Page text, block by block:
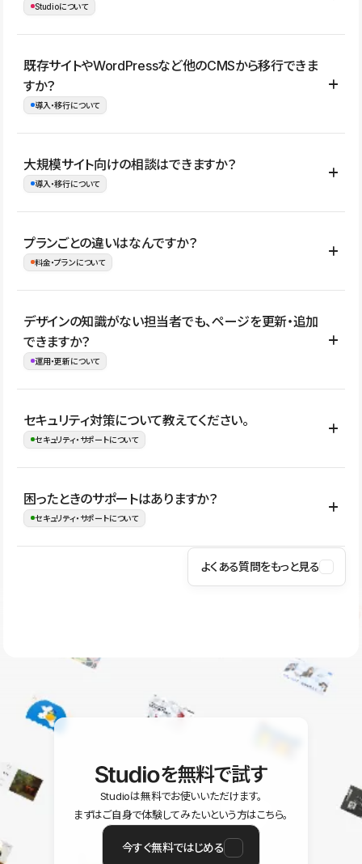
Studioについて
コーポレートサイト、サービスサイト、LP、採用サイト、ブロ
グ・メディア、イベントサイト、店舗・商品紹介サイト、ポートフ
ォリオなど幅広く制作できます。
既存サイトやWordPressなど他のCMSから移行できま
すか？
導入・移行について
はい。既存サイトの構成やコンテンツ、URLを整理したうえで、
Studio上に再構築する形で移行できます。 WordPressの場合は、
イト全体のデザインや設定がそのまま移行されるわけではないた
め、移行後にページ構成やデザイン、CMS設計、URL・リダイレク
大規模サイト向けの相談はできますか？
導入・移行について
はい。アクセス規模が大きいサイトや、複数部門での運用、権限管
理、セキュリティ確認、既存システムとの連携など、個別の要件が
ない段階でも、お問い合わせください。
お問合せはこちら
プランごとの違いはなんですか？
料金・プランについて
公開ページ数、バージョン履歴の期間、CMS利用数の上限、権限
管理の有無などがプランごとに異なります。詳しくは料金プランペ
ージをご覧ください。
デザインの知識がない担当者でも、ページを更新・追加
できますか？
運用・更新について
はい。CMSやコンポーネントを活用して更新範囲を設計しておく
ことで、デザインを崩しにくい状態で運用できます。 さらにコン
ながらレイアウトに影響を与えずに更新作業を進めやすくなりま
す。
セキュリティ対策について教えてください。
セキュリティ・サポートについて
Studioでは、公開サイトやサービスを安全に利用できるよう、通信
の暗号化、データ保護、アクセス管理、脆弱性対策など、複数の観
はSSL/TLSによる通信暗号化に対応しており、悪質なスクリプトの
困ったときのサポートはありますか？
セキュリティ・サポートについて
操作方法や機能については、ヘルプセンターでご確認いただけま
ユーザー同士で質問・相談できるコミュニティもご利用ください。
よくある質問をもっと見る
を無料で試す
Studioは無料でお使いいただけます。
まずはご自身で体験してみたいという方はこちら。
今すぐ無料ではじめる